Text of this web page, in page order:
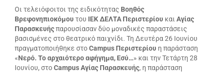
Οι τελειόφοιτοι της ειδικότητας Βοηθός
Βρεφονηπιοκόμου του ΙΕΚ ΔΕΛΤΑ Περιστερίου και Αγίας
Παρασκευήςπαρουσίασαν δύο μοναδικές παραστάσεις
βασισμένες στο θεατρικό παιχνίδι. Τη Δευτέρα 26 Ιουνίου
πραγματοποιήθηκε στοCampus Περιστερίου η παράσταση
«Νερό. Το αρχαιότερο αφήγημα, Εσύ…» και την Τετάρτη 28
Ιουνίου, στοCampus Αγίας Παρασκευής, η παράσταση